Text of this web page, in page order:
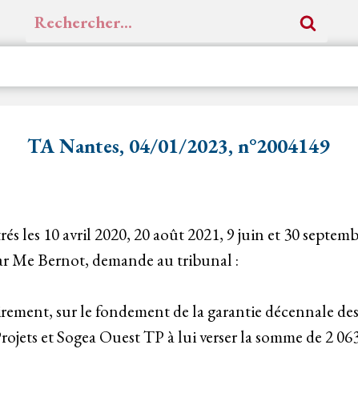
Rechercher :
TA Nantes, 04/01/2023, n°2004149
les 10 avril 2020, 20 août 2021, 9 juin et 30
Me Bernot, demande au tribunal :
sur le fondement de la garantie décennale
et Sogea Ouest TP à lui verser la somme de 2